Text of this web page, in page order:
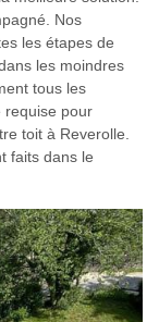
Nos
les étapes de
les moindres
tous les
requise pour
toit à Reverolle.
faits dans le